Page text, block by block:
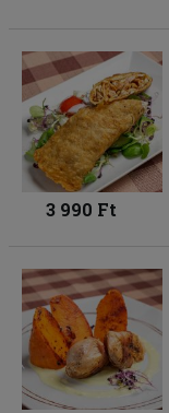
3 990 Ft